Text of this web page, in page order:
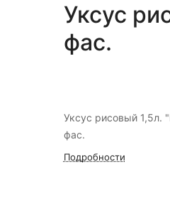
Уксус
фас.
Уксус рисовый 1,5л.
фас.
Подробности